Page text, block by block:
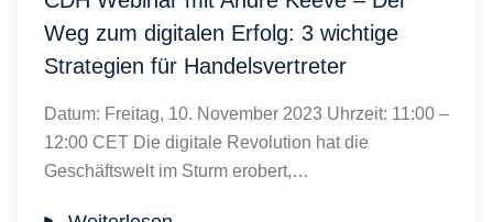
Weg zum digitalen Erfolg: 3 wichtige
Strategien für Handelsvertreter
Datum: Freitag, 10. November 2023 Uhrzeit: 11:00 –
12:00 CET Die digitale Revolution hat die
Geschäftswelt im Sturm erobert,…